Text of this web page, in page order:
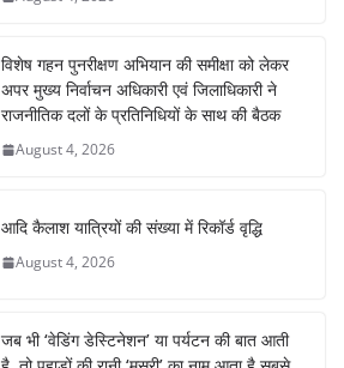
विशेष गहन पुनरीक्षण अभियान की समीक्षा को लेकर
अपर मुख्य निर्वाचन अधिकारी एवं जिलाधिकारी ने
राजनीतिक दलों के प्रतिनिधियों के साथ की बैठक
August 4, 2026
आदि कैलाश यात्रियों की संख्या में रिकॉर्ड वृद्धि
August 4, 2026
जब भी ‘वेडिंग डेस्टिनेशन’ या पर्यटन की बात आती